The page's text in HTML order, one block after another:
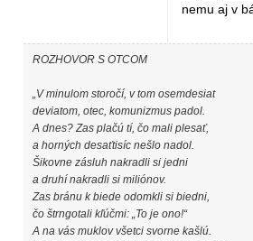
nemu aj v
ROZHOVOR S OTCOM
„V minulom storočí, v tom osemdesiat
deviatom, otec, komunizmus padol.
A dnes? Zas plačú tí, čo mali plesať,
a horných desaťtisíc nešlo nadol.
Šikovne zásluh nakradli si jedni
a druhí nakradli si miliónov.
Zas bránu k biede odomkli si biedni,
čo štrngotali kľúčmi: „To je ono!“
A na vás muklov všetci svorne kašlú.